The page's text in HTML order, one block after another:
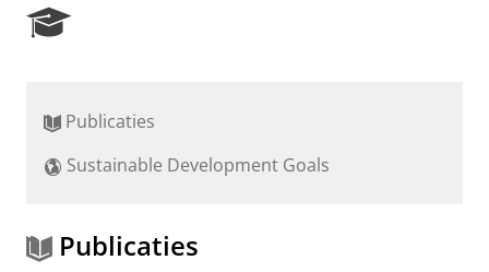
r
h
r
t
Publicaties
Sustainable Development Goals
Publicaties